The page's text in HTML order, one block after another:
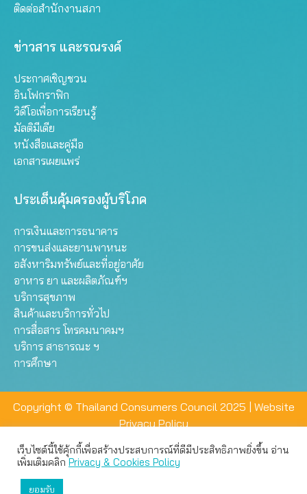
ติดต่อสำนักงานสภา
ข่าวสาร และรณรงค์
ประกาศเชิญชวน
อินโฟกราฟิก
วิดีโอเพื่อการเรียนรู้
มัลติมีเดีย
หนังสือและคู่มือ
เอกสารเผยแพร่
ประเด็นคุ้มครองผู้บริโภค
การเงินและการธนาคาร
การขนส่งและยานพาหนะ
อสังหาริมทรัพย์และที่อยู่อาศัย
อาหาร ยา และผลิตภัณฑ์ฯ
บริการสุขภาพ
สินค้าและบริการทั่วไป
การสื่อสาร โทรคมนาคมฯ
บริการ สาธารณะ ฯ
การศึกษา
Copyright © Thailand Consumers Council 2025 | Website
Privacy Policy
เว็บไซต์นี้ใช้คุ้กกี้เพื่อสร้างประสบการณ์ที่ดีมีประสิทธิภาพยิ่งขึ้น อ่าน
เพิ่มเติมคลิกPrivacy & Cookies Policy
ยอมรับ
เว็บไซต์นี้ใช้คุกกี้เพื่อมอบประสบการณ์การใช้งานที่ดีให้แก่ท่าน คุณ
สามารถเลือกตั้งค่าความเป็นส่วนตัวได้